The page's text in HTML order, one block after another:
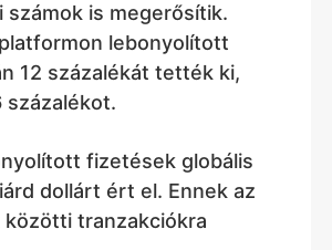
is megerősítik.
lebonyolított
12 százalékát tették ki,
százalékot.
fizetések globális
dollárt ért el. Ennek az
közötti tranzakciókra